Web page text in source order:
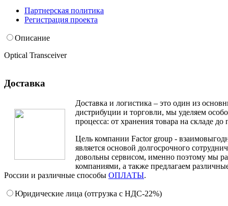
Партнерская политика
Регистрация проекта
Описание
Optical Transceiver
Доставка
Доставка и логистика – это один из
дистрибуции и торговли, мы уделяем
процесса: от хранения товара на складе до
Цель компании Factor group -
является основой долгосрочного
довольны сервисом, именно поэтому мы
компаниями, а также предлагаем
России и различные способы ОПЛАТЫ.
Юридические лица (отгрузка c НДС-22%)